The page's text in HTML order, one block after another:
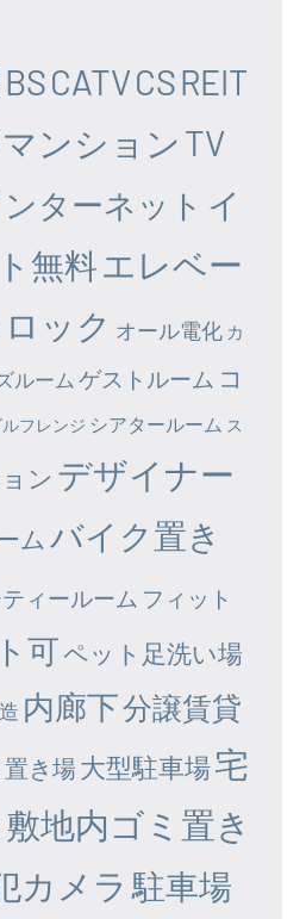
BSCATVCSREIT
ンション TV
ターネット イ
無料エレベー
ック オール電化 カ
ルーム ゲストルーム コ
ルフレンジ シアタールーム ス
ン デザイナー
ム バイク置き
ィールーム フィット
可ペット足洗い場
内廊下分譲賃貸
き場大型駐車場宅
敷地内ゴミ置き
カメラ 駐車場